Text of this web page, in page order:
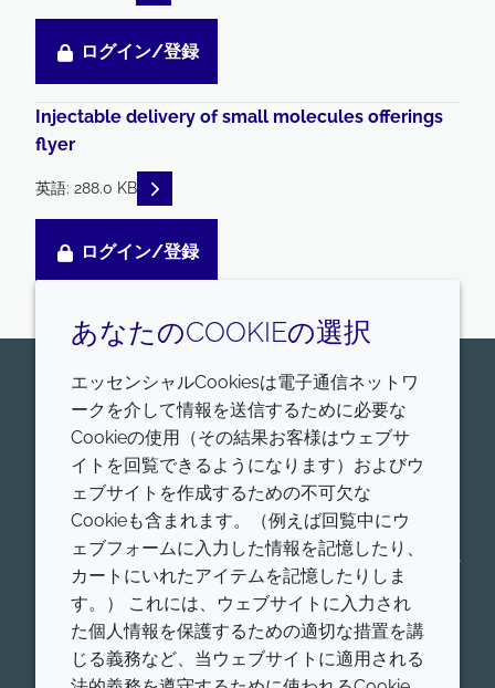
ログイン/登録
Injectable delivery of small molecules offerings
flyer
英語: 288.0 KB READ DESCRIPTIONS
ログイン/登録
お問い合わせはこちら
Croda Pharmaは、ヒトおよび動物に適用する、医薬
品賦形剤、ワクチンアジュバント、脂質送達システム
の世界的リーダーです。我々の薬物送達プラットフォ
ームの詳細をご覧ください。低分子送達、タンパク質
送達、核酸送達、アジュバントシステム、コンシュー
マーヘルスなど、ヒト用および動物用の各薬物送達プ
ラットフォームにおける製品を、幅広く提供していま
す。
開始
あなたのCOOKIEの選択
エッセンシャルCookiesは電子通信ネットワ
ークを介して情報を送信するために必要な
Cookieの使用（その結果お客様はウェブサ
イトを回覧できるようになります）およびウ
ェブサイトを作成するための不可欠な
Cookieも含まれます。（例えば回覧中にウ
ェブフォームに入力した情報を記憶したり、
カートにいれたアイテムを記憶したりしま
す。） これには、ウェブサイトに入力され
た個人情報を保護するための適切な措置を講
じる義務など、当ウェブサイトに適用される